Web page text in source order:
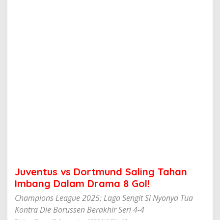
I
m
a
n
g
Juventus vs Dortmund Saling Tahan
Imbang Dalam Drama 8 Gol!
Champions League 2025: Laga Sengit Si Nyonya Tua
Kontra Die Borussen Berakhir Seri 4-4